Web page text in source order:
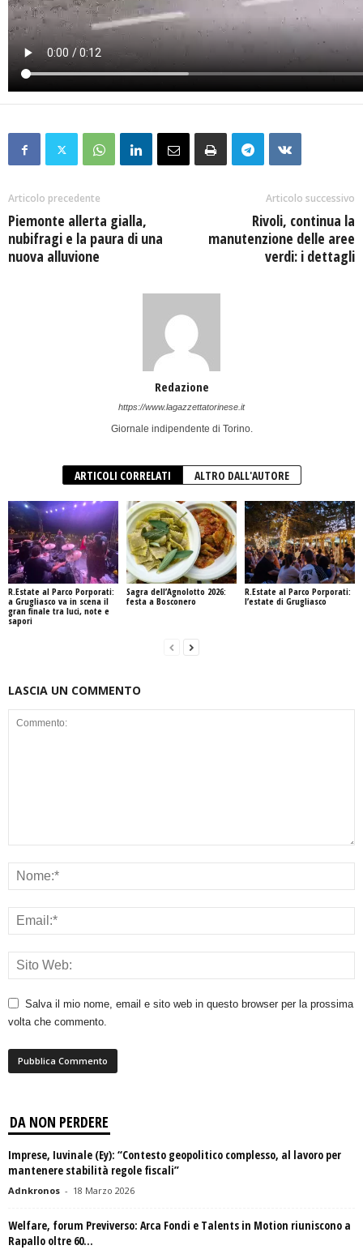
Articolo precedente
Piemonte allerta gialla,
nubifragi e la paura di una
nuova alluvione
Articolo successivo
Rivoli, continua la
manutenzione delle aree
verdi: i dettagli
Redazione
https://www.lagazzettatorinese.it
Giornale indipendente di Torino.
ARTICOLI CORRELATI ALTRO DALL'AUTORE
R.Estate al Parco Porporati:
a Grugliasco va in scena il
gran finale tra luci, note e
sapori
Sagra dell’Agnolotto 2026:
festa a Bosconero
R.Estate al Parco Porporati:
l’estate di Grugliasco
LASCIA UN COMMENTO
Salva il mio nome, email e sito web in questo browser per la prossima
volta che commento.
DA NON PERDERE
Imprese, Iuvinale (Ey): “Contesto geopolitico complesso, al lavoro per
mantenere stabilità regole fiscali”
Adnkronos - 18 Marzo 2026
Welfare, forum Previverso: Arca Fondi e Talents in Motion riuniscono a
Rapallo oltre 60...